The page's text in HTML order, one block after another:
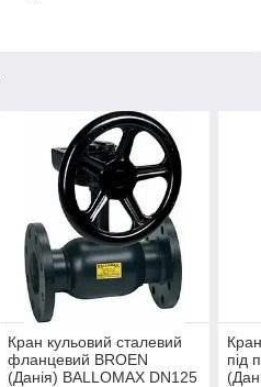
Кран кульовий сталевий
фланцевий BROEN
(Данія) BALLOMAX DN125
під